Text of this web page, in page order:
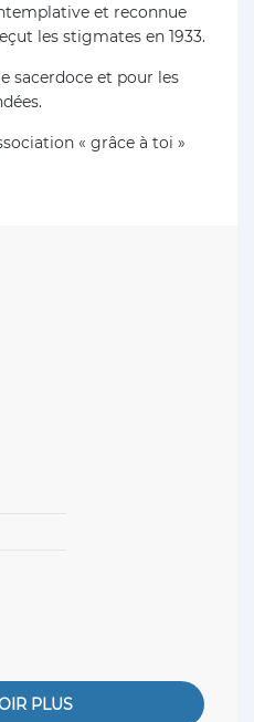
et reconnue
les stigmates en 1933.
sacerdoce et pour les
« grâce à toi »
PLUS